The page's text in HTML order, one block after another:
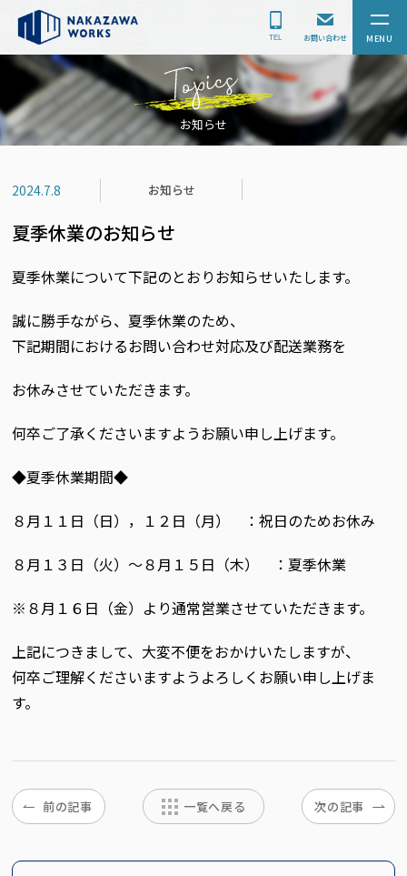
お問い合わせ
お知らせ
2024.7.8 お知らせ
夏季休業のお知らせ
夏季休業について下記のとおりお知らせいたします。
誠に勝手ながら、夏季休業のため、
下記期間におけるお問い合わせ対応及び配送業務を
お休みさせていただきます。
何卒ご了承くださいますようお願い申し上げます。
◆夏季休業期間◆
８月１１日（日），１２日（月） ：祝日のためお休み
８月１３日（火）～８月１５日（木） ：夏季休業
※８月１６日（金）より通常営業させていただきます。
上記につきまして、大変不便をおかけいたしますが、
何卒ご理解くださいますようよろしくお願い申し上げま
す。
前の記事 次の記事
一覧へ戻る